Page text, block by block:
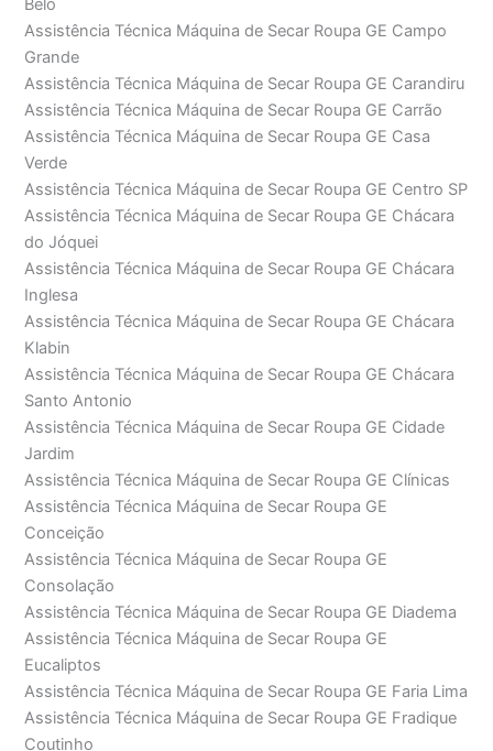
Belo
Assistência Técnica Máquina de Secar Roupa GE Campo
Grande
Assistência Técnica Máquina de Secar Roupa GE Carandiru
Assistência Técnica Máquina de Secar Roupa GE Carrão
Assistência Técnica Máquina de Secar Roupa GE Casa
Verde
Assistência Técnica Máquina de Secar Roupa GE Centro SP
Assistência Técnica Máquina de Secar Roupa GE Chácara
do Jóquei
Assistência Técnica Máquina de Secar Roupa GE Chácara
Inglesa
Assistência Técnica Máquina de Secar Roupa GE Chácara
Klabin
Assistência Técnica Máquina de Secar Roupa GE Chácara
Santo Antonio
Assistência Técnica Máquina de Secar Roupa GE Cidade
Jardim
Assistência Técnica Máquina de Secar Roupa GE Clínicas
Assistência Técnica Máquina de Secar Roupa GE
Conceição
Assistência Técnica Máquina de Secar Roupa GE
Consolação
Assistência Técnica Máquina de Secar Roupa GE Diadema
Assistência Técnica Máquina de Secar Roupa GE
Eucaliptos
Assistência Técnica Máquina de Secar Roupa GE Faria Lima
Assistência Técnica Máquina de Secar Roupa GE Fradique
Coutinho